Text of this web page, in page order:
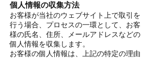
個人情報の収集方法
お客様が当社のウェブサイト上で取引を
行う場合、プロセスの一環として、お客
様の氏名、住所、メールアドレスなどの
個人情報を収集します。
お客様の個人情報は、上記の特定の理由